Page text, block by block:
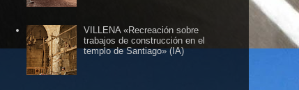
VILLENA «Recreación sobre
trabajos de construcción en el
templo de Santiago» (IA)